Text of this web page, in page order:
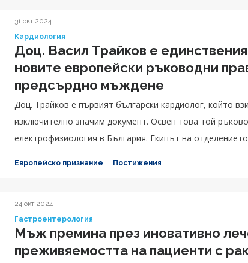
31 окт 2024
Кардиология
Доц. Васил Трайков е
новите европейски ръководни
предсърдно мъждене
Доц. Трайков е първият български кардиолог, който
изключително значим документ. Освен това той
електрофизиология в България. Екипът на
Европейско признание Постижения
24 окт 2024
Гастроентерология
Мъж премина през иновативно
преживяемостта на пациенти с